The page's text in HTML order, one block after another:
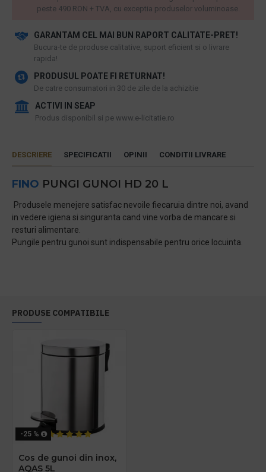
GARANTAM CEL MAI BUN RAPORT CALITATE-PRET!
​Bucura-te de produse calitative, suport eficient si o livrare
rapida!
PRODUSUL POATE FI RETURNAT!
De catre consumatori in 30 de zile de la achizitie
ACTIVI IN SEAP
Produs disponibil si pe www.e-licitatie.ro
peste 490 RON + TVA, cu exceptia produselor voluminoase.
DESCRIERE SPECIFICATII OPINII CONDITII LIVRARE
FINO PUNGI GUNOI HD 20 L
Produsele menejere satisfac nevoile fiecaruia dintre noi, avand
in vedere igiena si singuranta cand vine vorba de mancare si
resturi alimentare.
Pungile pentru gunoi sunt indispensabile pentru orice locuinta.
PRODUSE COMPATIBILE
-25 %
Cos de gunoi din inox,
AQAS 5L